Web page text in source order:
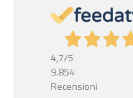
4,7/5
9.854
Recensioni